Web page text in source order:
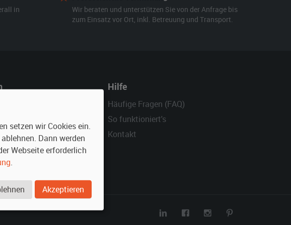
in
Wir beraten und unterstützen Sie von der Anfrage bis
zum Einsatz vor Ort, inkl. Betreuung und Transport.
Hilfe
Häufige Fragen (FAQ)
So funktioniert's
Kontakt
setzen wir Cookies ein.
Dann werden
Webseite erforderlich
.
Akzeptieren